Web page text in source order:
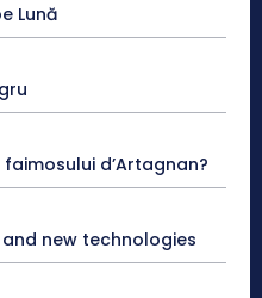
Lună
d’Artagnan?
new technologies